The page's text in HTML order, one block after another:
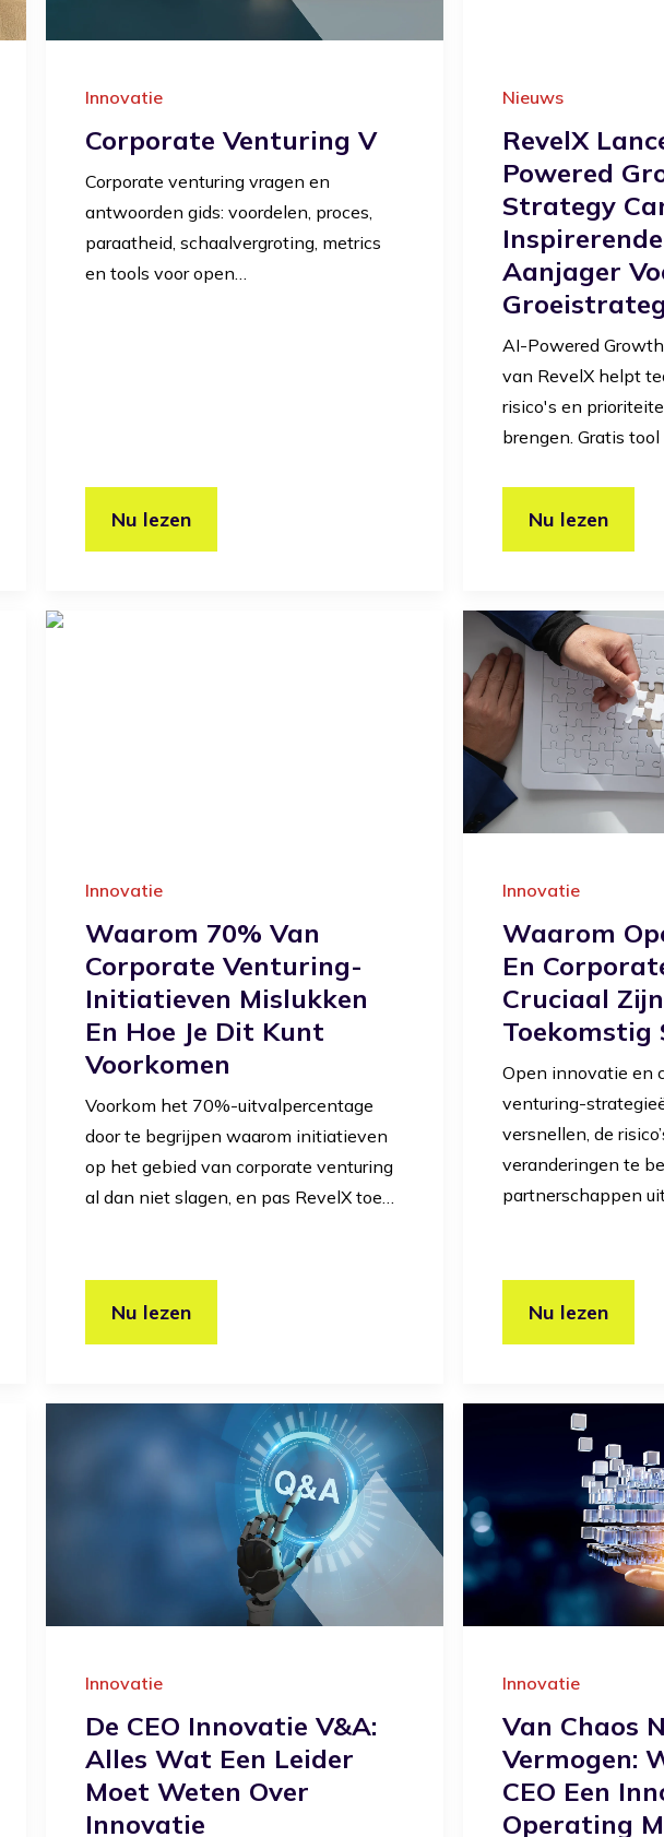
Innovatie
Corporate Venturing V
Corporate venturing vragen en
antwoorden gids: voordelen, proces,
paraatheid, schaalvergroting, metrics
en tools voor open…
Nu lezen
Nieuws
RevelX
Powered
Strategy
Aanjager
AI-Powered
van RevelX helpt
risico's en
brengen. Gratis tool
Nu lezen
Innovatie
Waarom 70% Van
Corporate Venturing-
Initiatieven Mislukken
En Hoe Je Dit Kunt
Voorkomen
Voorkom het 70%-uitvalpercentage
door te begrijpen waarom initiatieven
op het gebied van corporate venturing
al dan niet slagen, en pas RevelX toe…
Nu lezen
Innovatie
Waarom
En
Cruciaal
Toekomstig
Open innovatie en
venturing-
versnellen, de
veranderingen te
partnerschappen
Nu lezen
Innovatie
De CEO Innovatie V&A:
Alles Wat Een Leider
Moet Weten Over
Innovatie
Innovatie
Van Chaos
Vermogen:
CEO Een
Operating